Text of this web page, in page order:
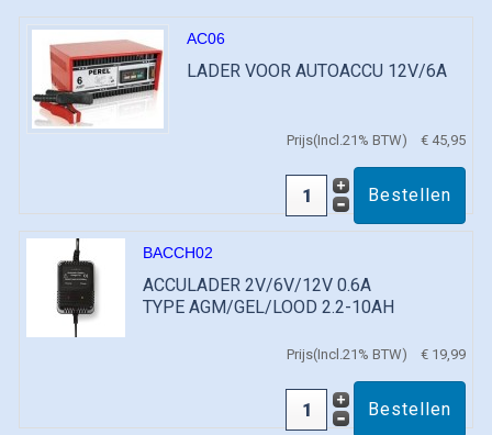
AC06
LADER VOOR AUTOACCU 12V/6A
Prijs(Incl.21% BTW) € 45,95
BACCH02
ACCULADER 2V/6V/12V 0.6A
TYPE AGM/GEL/LOOD 2.2-10AH
Prijs(Incl.21% BTW) € 19,99